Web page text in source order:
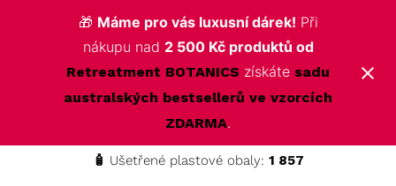
🎁 Máme pro vás luxusní dárek! Při
nákupu nad 2 500 Kč produktů od
Retreatment BOTANICS získáte sadu
australských bestsellerů ve vzorcích
ZDARMA.
🧴 Ušetřené plastové obaly: 1 857